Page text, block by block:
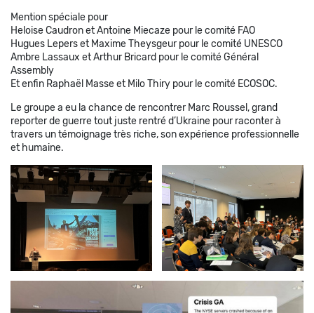
Mention spéciale pour
Heloise Caudron et Antoine Miecaze pour le comité FAO
Hugues Lepers et Maxime Theysgeur pour le comité UNESCO
Ambre Lassaux et Arthur Bricard pour le comité Général
Assembly
Et enfin Raphaël Masse et Milo Thiry pour le comité ECOSOC.
Le groupe a eu la chance de rencontrer Marc Roussel, grand
reporter de guerre tout juste rentré d’Ukraine pour raconter à
travers un témoignage très riche, son expérience professionnelle
et humaine.